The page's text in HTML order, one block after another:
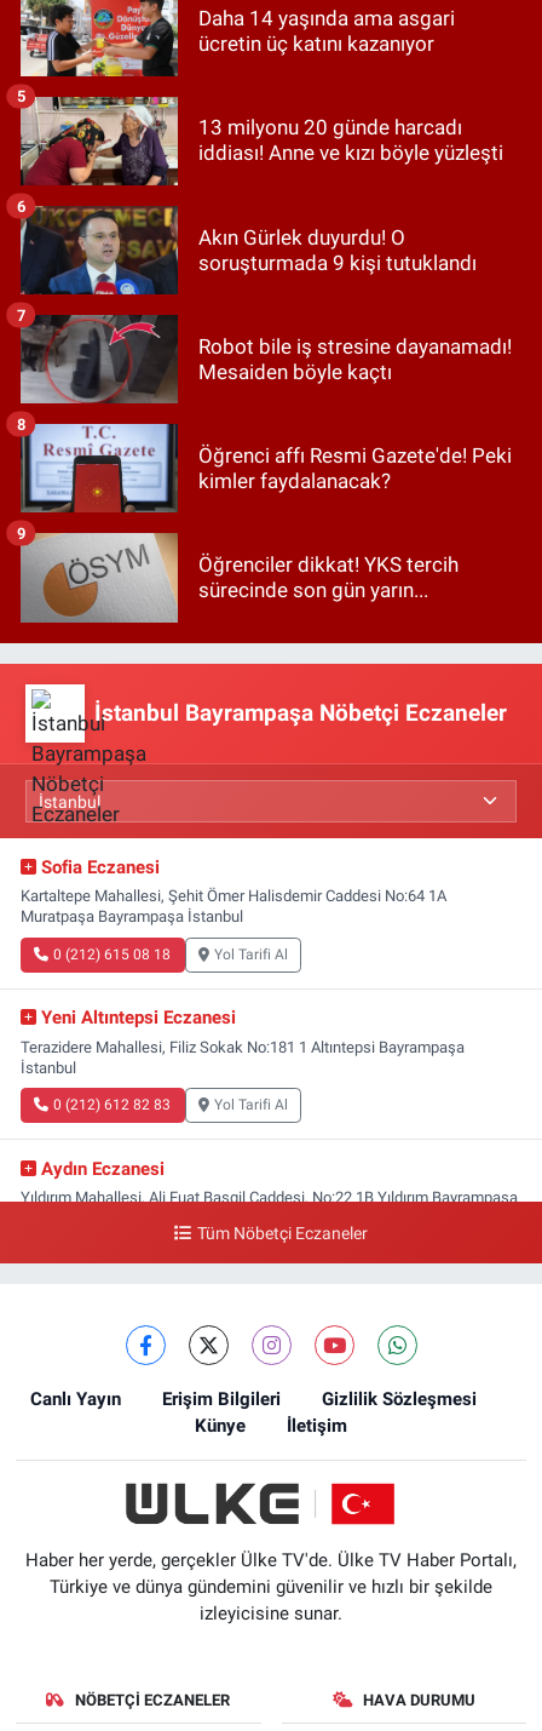
Daha 14 yaşında ama asgari
ücretin üç katını kazanıyor
13 milyonu 20 günde harcadı
iddiası! Anne ve kızı böyle yüzleşti
5
Akın Gürlek duyurdu! O
soruşturmada 9 kişi tutuklandı
6
Robot bile iş stresine dayanamadı!
Mesaiden böyle kaçtı
7
Öğrenci affı Resmi Gazete'de! Peki
kimler faydalanacak?
8
Öğrenciler dikkat! YKS tercih
sürecinde son gün yarın...
9
İstanbul Bayrampaşa Nöbetçi Eczaneler
Sofia Eczanesi
Kartaltepe Mahallesi, Şehit Ömer Halisdemir Caddesi No:64 1A
Muratpaşa Bayrampaşa İstanbul
0 (212) 615 08 18 Yol Tarifi Al
Yeni Altıntepsi Eczanesi
Terazidere Mahallesi, Filiz Sokak No:181 1 Altıntepsi Bayrampaşa
İstanbul
0 (212) 612 82 83 Yol Tarifi Al
Aydın Eczanesi
Yıldırım Mahallesi, Ali Fuat Başgil Caddesi, No:22 1B Yıldırım Bayrampaşa
Tüm Nöbetçi Eczaneler
Canlı Yayın Erişim Bilgileri
Gizlilik Sözleşmesi
Künye
İletişim
Haber her yerde, gerçekler Ülke TV'de. Ülke TV Haber Portalı,
Türkiye ve dünya gündemini güvenilir ve hızlı bir şekilde
izleyicisine sunar.
NÖBETÇI ECZANELER HAVA DURUMU